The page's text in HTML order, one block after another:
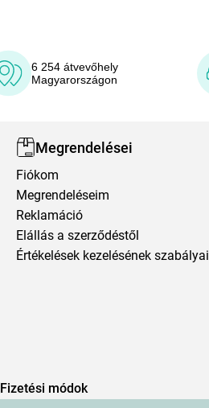
6 254 átvevőhely
Magyarországon
Megrendelései
Fiókom
Megrendeléseim
Reklamáció
Elállás a szerződéstől
Értékelések kezelésének szabályai
Fizetési módok